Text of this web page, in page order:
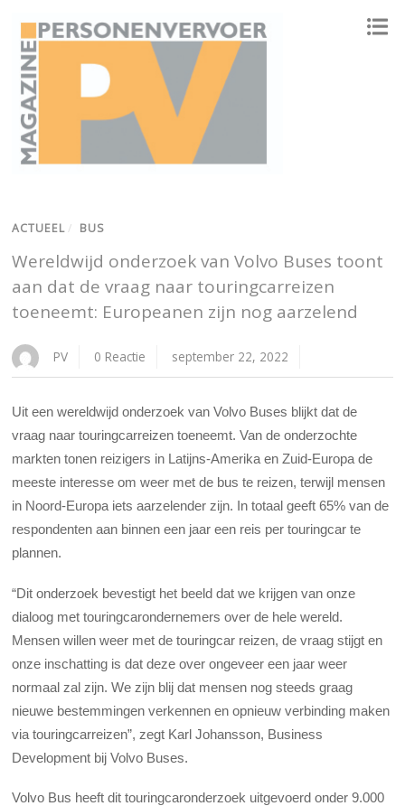
ACTUEEL / BUS
Wereldwijd onderzoek van Volvo Buses toont
aan dat de vraag naar touringcarreizen
toeneemt: Europeanen zijn nog aarzelend
PV 0 Reactie september 22, 2022
Uit een wereldwijd onderzoek van Volvo Buses blijkt dat de
vraag naar touringcarreizen toeneemt. Van de onderzochte
markten tonen reizigers in Latijns-Amerika en Zuid-Europa de
meeste interesse om weer met de bus te reizen, terwijl mensen
in Noord-Europa iets aarzelender zijn. In totaal geeft 65% van de
respondenten aan binnen een jaar een reis per touringcar te
plannen.
“Dit onderzoek bevestigt het beeld dat we krijgen van onze
dialoog met touringcarondernemers over de hele wereld.
Mensen willen weer met de touringcar reizen, de vraag stijgt en
onze inschatting is dat deze over ongeveer een jaar weer
normaal zal zijn. We zijn blij dat mensen nog steeds graag
nieuwe bestemmingen verkennen en opnieuw verbinding maken
via touringcarreizen”, zegt Karl Johansson, Business
Development bij Volvo Buses.
Volvo Bus heeft dit touringcaronderzoek uitgevoerd onder 9.000